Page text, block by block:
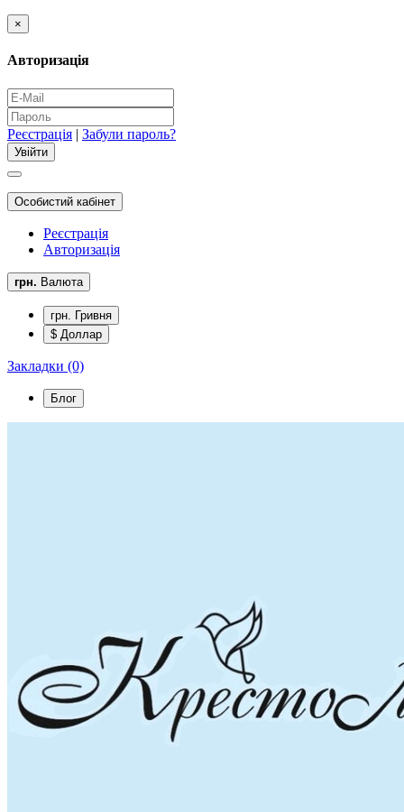
×
Авторизація
Реєстрація | Забули пароль?
Особистий кабінет
Реєстрація
Авторизація
грн. Валюта
грн. Гривня
$ Доллар
Закладки (0)
Блог